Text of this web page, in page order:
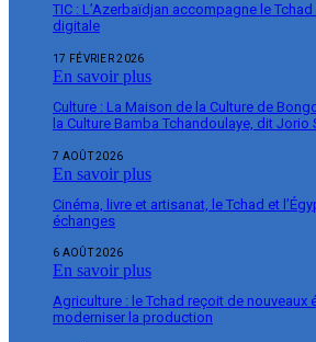
TIC : L’Azerbaïdjan accompagne le
digitale
17 FÉVRIER 2026
En savoir plus
Culture : La Maison de la Culture de
la Culture Bamba Tchandoulaye, dit Jorio
7 AOÛT 2026
En savoir plus
Cinéma, livre et artisanat, le Tchad et
échanges
6 AOÛT 2026
En savoir plus
Agriculture : le Tchad reçoit de
moderniser la production